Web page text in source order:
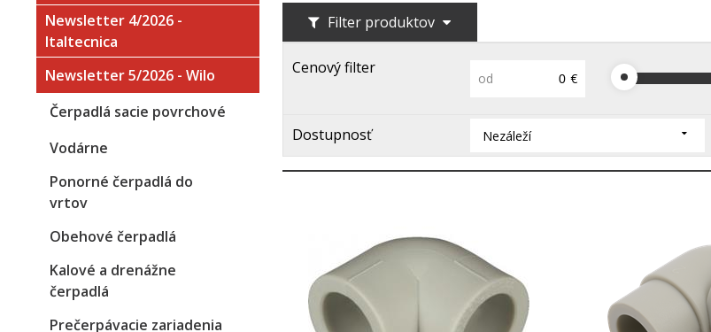
Filter produktov
Cenový filter
od €
Dostupnosť Nezáleží
Newsletter 4/2026 -
Italtecnica
Newsletter 5/2026 - Wilo
Čerpadlá sacie povrchové
Vodárne
Ponorné čerpadlá do
vrtov
Obehové čerpadlá
Kalové a drenážne
čerpadlá
Prečerpávacie zariadenia